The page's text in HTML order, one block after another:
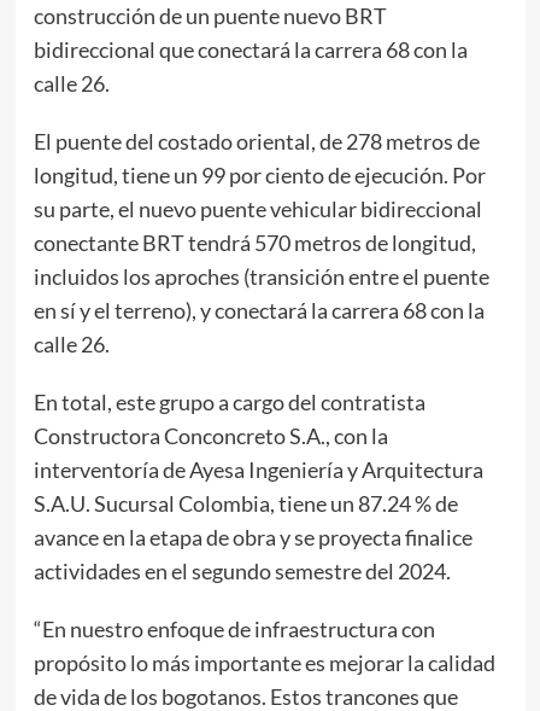
construcción de un puente nuevo BRT
bidireccional que conectará la carrera 68 con la
calle 26.
El puente del costado oriental, de 278 metros de
longitud, tiene un 99 por ciento de ejecución. Por
su parte, el nuevo puente vehicular bidireccional
conectante BRT tendrá 570 metros de longitud,
incluidos los aproches (transición entre el puente
en sí y el terreno), y conectará la carrera 68 con la
calle 26.
En total, este grupo a cargo del contratista
Constructora Conconcreto S.A., con la
interventoría de Ayesa Ingeniería y Arquitectura
S.A.U. Sucursal Colombia, tiene un 87.24 % de
avance en la etapa de obra y se proyecta finalice
actividades en el segundo semestre del 2024.
“En nuestro enfoque de infraestructura con
propósito lo más importante es mejorar la calidad
de vida de los bogotanos. Estos trancones que